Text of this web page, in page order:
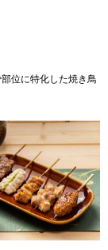
位に特化した焼き鳥